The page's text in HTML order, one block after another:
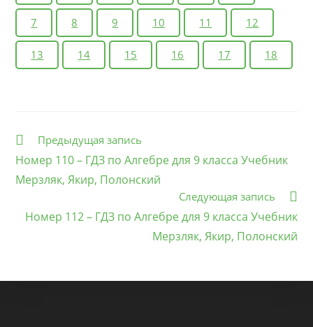
7 8 9 10 11 12
13 14 15 16 17 18
Еще
Предыдущая запись
Номер 110 – ГДЗ по Алгебре для 9 класса Учебник
Мерзляк, Якир, Полонский
Следующая запись
Номер 112 – ГДЗ по Алгебре для 9 класса Учебник
Мерзляк, Якир, Полонский